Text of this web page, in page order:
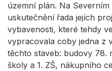
územní plán. Na Severním
uskutečnění řada jejích
vybavenosti, které tehdy
vypracovala coby jedna z
těchto staveb: budovy 78.
školy a 1. ZŠ, nákupního